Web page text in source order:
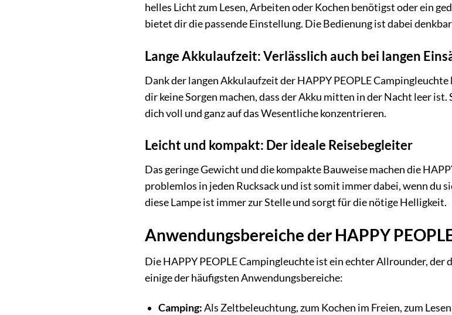
helles Licht zum Lesen, Arbeiten oder Kochen benötigst oder ein
bietet dir die passende Einstellung. Die Bedienung ist dabei
Lange Akkulaufzeit: Verlässlich auch bei langen
Dank der langen Akkulaufzeit der HAPPY PEOPLE
dir keine Sorgen machen, dass der Akku mitten in der Nacht leer
dich voll und ganz auf das Wesentliche konzentrieren.
Leicht und kompakt: Der ideale Reisebegleiter
Das geringe Gewicht und die kompakte Bauweise machen die
problemlos in jeden Rucksack und ist somit immer dabei, wenn du
diese Lampe ist immer zur Stelle und sorgt für die nötige Helligkeit.
Anwendungsbereiche der HAPPY
Die HAPPY PEOPLE Campingleuchte ist ein echter Allrounder,
einige der häufigsten Anwendungsbereiche:
Camping:Als Zeltbeleuchtung, zum Kochen im Freien, zum